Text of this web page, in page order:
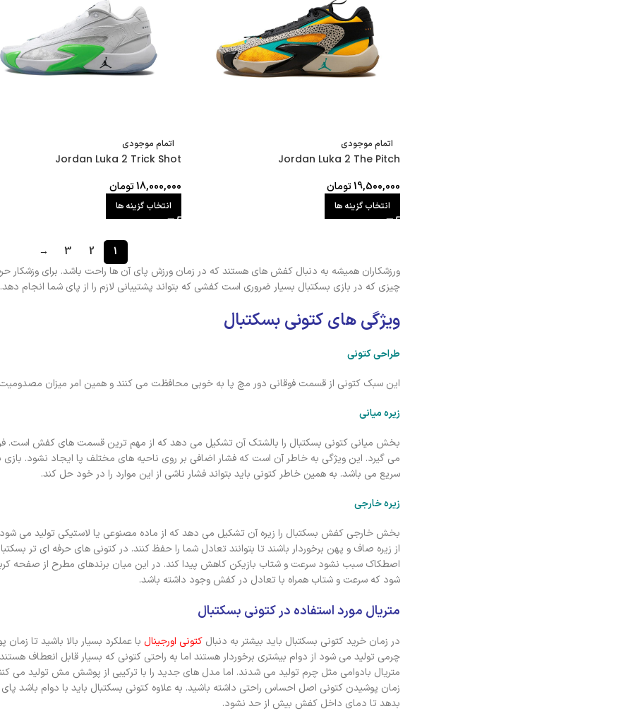
اتمام موجودی
Jordan Luka 2 The Pitch
19,500,000تومان
انتخاب گزینه ها
اتمام موجودی
Jordan Luka 2 Trick Shot
18,000,000تومان
انتخاب گزینه ها
1
2
3
→
ورزشکاران همیشه به دنبال کفش های هستند که در زمان ورزش پای آن ها راحت باشد. برای وزشکار
چیزی که در بازی بسکتبال بسیار ضروری است کفشی که بتواند پشتیبانی لازم را از پای شما انجام دهد.
ویژگی های کتونی بسکتبال
طراحی کتونی
این سبک کتونی از قسمت فوقانی دور مچ پا به خوبی محافظت می کنند و همین امر میزان
زیره میانی
بخش میانی کتونی بسکتبال را بالشتک آن تشکیل می دهد که از مهم ترین قسمت های کفش است. فن
می گیرد. این ویژگی به خاطر آن است که فشار اضافی بر روی ناحیه های مختلف پا ایجاد نشود.
سریع می باشد. به همین خاطر کتونی باید بتواند فشار ناشی از این موارد را در خود حل کند.
زیره خارجی
بخش خارجی کفش بسکتبال را زیره آن تشکیل می دهد که از ماده مصنوعی یا لاستیکی تولید می
از زیره صاف و پهن برخوردار باشند تا بتوانند تعادل شما را حفظ کنند. در کتونی های حرفه ای تر
اصطکاک سبب نشود سرعت و شتاب بازیکن کاهش پیدا کند. در این میان برندهای مطرح از صفحه
شود که سرعت و شتاب همراه با تعادل در کفش وجود داشته باشد.
متریال مورد استفاده در کتونی بسکتبال
در زمان خرید کتونی بسکتبال باید بیشتر به دنبال کتونی اورجینال با عملکرد بسیار بالا باشید تا
چرمی تولید می شود از دوام بیشتری برخوردار هستند اما به راحتی کتونی که بسیار قابل انعطاف
متریال بادوامی مثل چرم تولید می شدند. اما مدل های جدید را با ترکیبی از پوشش مش تولید می
زمان پوشیدن کتونی اصل احساس راحتی داشته باشید. به علاوه کتونی بسکتبال باید با دوام باشد
بدهد تا دمای داخل کفش بیش از حد نشود.